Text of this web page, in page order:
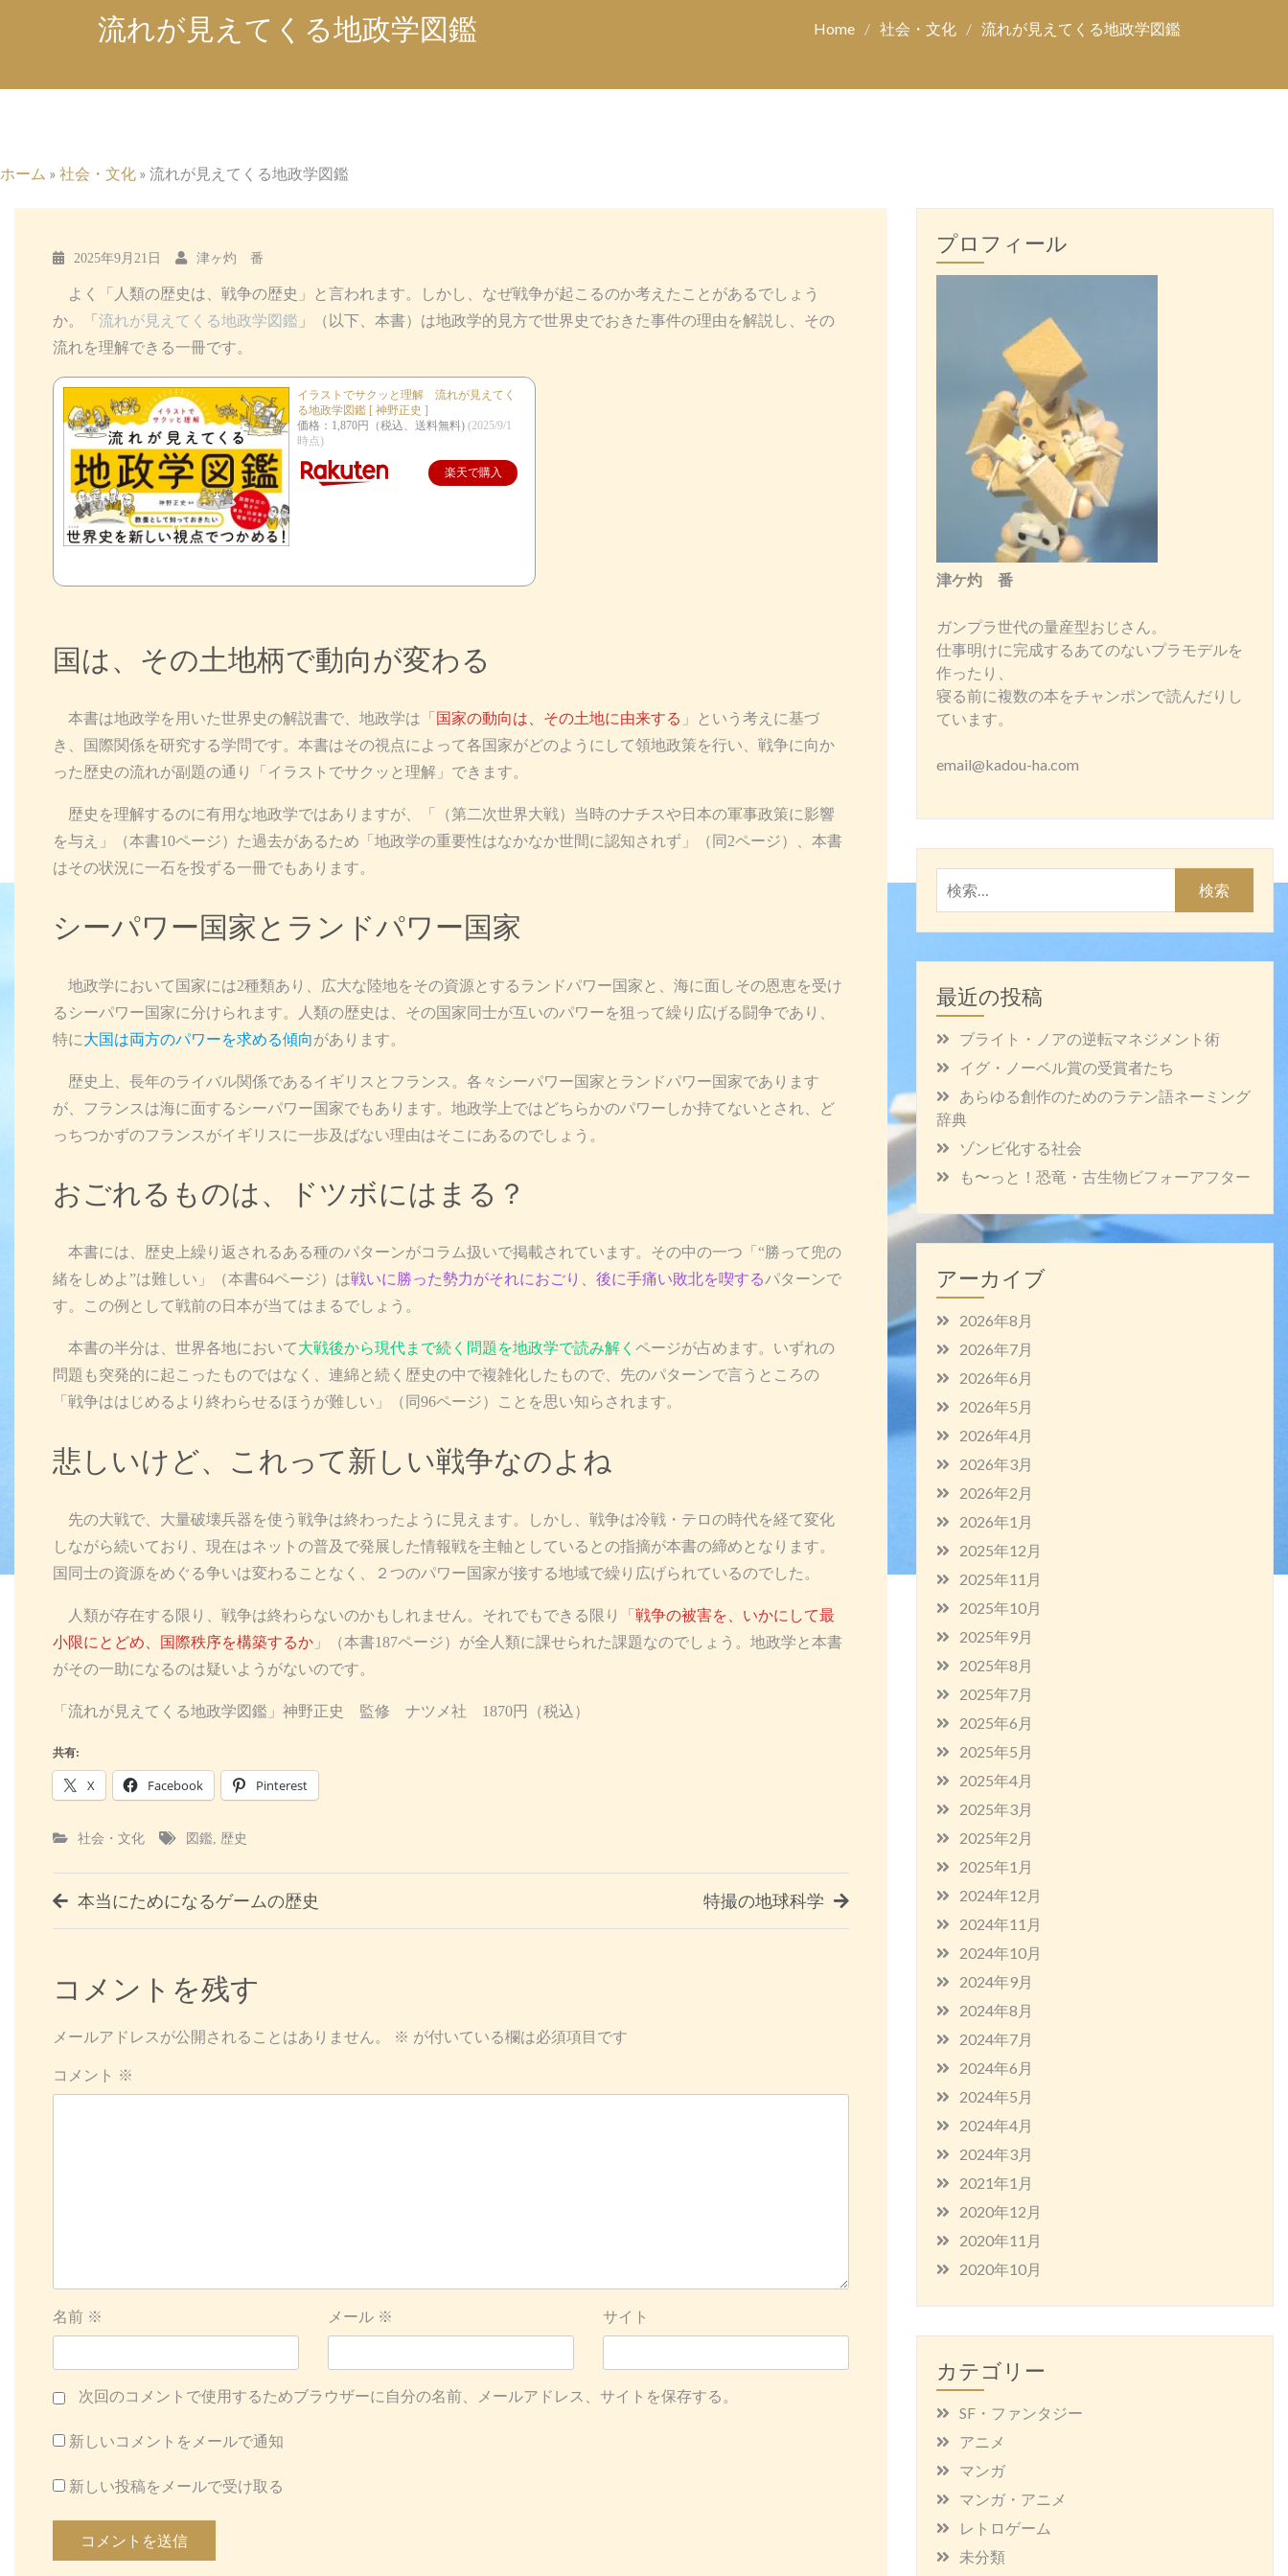
流れが見えてくる地政学図鑑 Home 社会・文化 流れが見えてくる地政学図鑑
ホーム » 社会・文化 » 流れが見えてくる地政学図鑑
2025年9月21日 津ヶ灼 番
よく「人類の歴史は、戦争の歴史」と言われます。しかし、なぜ戦争が起こるのか考えたことがあるでしょう
か。「 流れが見えてくる地政学図鑑 」（以下、本書）は地政学的見方で世界史でおきた事件の理由を解説し、その
流れを理解できる一冊です。
イラストでサクッと理解 流れが見えてく
る地政学図鑑 [ 神野正史 ]
価格：1,870円（税込、送料無料) (2025/9/1
時点)
楽天で購入
国は、その土地柄で動向が変わる
本書は地政学を用いた世界史の解説書で、地政学は「 国家の動向は、その土地に由来する 」という考えに基づ
き、国際関係を研究する学問です。本書はその視点によって各国家がどのようにして領地政策を行い、戦争に向か
った歴史の流れが副題の通り「イラストでサクッと理解」できます。
歴史を理解するのに有用な地政学ではありますが、「（第二次世界大戦）当時のナチスや日本の軍事政策に影響
を与え」（本書10ページ）た過去があるため「地政学の重要性はなかなか世間に認知されず」（同2ページ）、本書
はその状況に一石を投ずる一冊でもあります。
シーパワー国家とランドパワー国家
地政学において国家には2種類あり、広大な陸地をその資源とするランドパワー国家と、海に面しその恩恵を受け
るシーパワー国家に分けられます。人類の歴史は、その国家同士が互いのパワーを狙って繰り広げる闘争であり、
特に大国は両方のパワーを求める傾向があります。
歴史上、長年のライバル関係であるイギリスとフランス。各々シーパワー国家とランドパワー国家であります
が、フランスは海に面するシーパワー国家でもあります。地政学上ではどちらかのパワーしか持てないとされ、ど
っちつかずのフランスがイギリスに一歩及ばない理由はそこにあるのでしょう。
おごれるものは、ドツボにはまる？
本書には、歴史上繰り返されるある種のパターンがコラム扱いで掲載されています。その中の一つ「“勝って兜の
緒をしめよ”は難しい」（本書64ページ）は戦いに勝った勢力がそれにおごり、後に手痛い敗北を喫するパターンで
す。この例として戦前の日本が当てはまるでしょう。
本書の半分は、世界各地において大戦後から現代まで続く問題を地政学で読み解く ページが占めます。いずれの
問題も突発的に起こったものではなく、連綿と続く歴史の中で複雑化したもので、先のパターンで言うところの
「戦争ははじめるより終わらせるほうが難しい」（同96ページ）ことを思い知らされます。
悲しいけど、これって新しい戦争なのよね
先の大戦で、大量破壊兵器を使う戦争は終わったように見えます。しかし、戦争は冷戦・テロの時代を経て変化
しながら続いており、現在はネットの普及で発展した情報戦を主軸としているとの指摘が本書の締めとなります。
国同士の資源をめぐる争いは変わることなく、２つのパワー国家が接する地域で繰り広げられているのでした。
人類が存在する限り、戦争は終わらないのかもしれません。それでもできる限り「 戦争の被害を、いかにして最
小限にとどめ、国際秩序を構築するか 」（本書187ページ）が全人類に課せられた課題なのでしょう。地政学と本書
がその一助になるのは疑いようがないのです。
「流れが見えてくる地政学図鑑」神野正史 監修 ナツメ社 1870円（税込）
共有:
X Facebook Pinterest
社会・文化 図鑑, 歴史
投
稿
ナ
ゲ
本当にためになるゲームの歴史 特撮の地球科学
コメントを残す
メールアドレスが公開されることはありません。 ※ が付いている欄は必須項目です
コメント ※
名前 ※ メール ※ サイト
次回のコメントで使用するためブラウザーに自分の名前、メールアドレス、サイトを保存する。
新しいコメントをメールで通知
新しい投稿をメールで受け取る
プロフィール
津ケ灼 番
ガンプラ世代の量産型おじさん。
仕事明けに完成するあてのないプラモデルを
作ったり、
寝る前に複数の本をチャンポンで読んだりし
ています。
email@kadou-ha.com
索:
最近の投稿
ブライト・ノアの逆転マネジメント術
イグ・ノーベル賞の受賞者たち
あらゆる創作のためのラテン語ネーミング
辞典
ゾンビ化する社会
も〜っと！恐竜・古生物ビフォーアフター
アーカイブ
2026年8月
2026年7月
2026年6月
2026年5月
2026年4月
2026年3月
2026年2月
2026年1月
2025年12月
2025年11月
2025年10月
2025年9月
2025年8月
2025年7月
2025年6月
2025年5月
2025年4月
2025年3月
2025年2月
2025年1月
2024年12月
2024年11月
2024年10月
2024年9月
2024年8月
2024年7月
2024年6月
2024年5月
2024年4月
2024年3月
2021年1月
2020年12月
2020年11月
2020年10月
カテゴリー
SF・ファンタジー
アニメ
マンガ
マンガ・アニメ
レトロゲーム
未分類